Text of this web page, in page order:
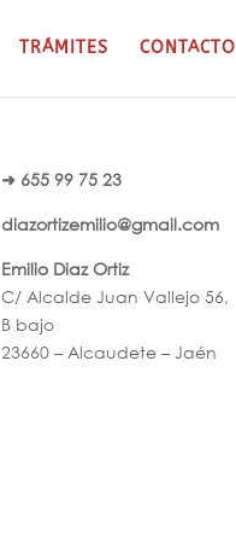
TRÁMITES CONTACTO
➜ 655 99 75 23
diazortizemilio@gmail.com
Emilio Diaz Ortiz
C/ Alcalde Juan Vallejo 56,
B bajo
23660 – Alcaudete – Jaén